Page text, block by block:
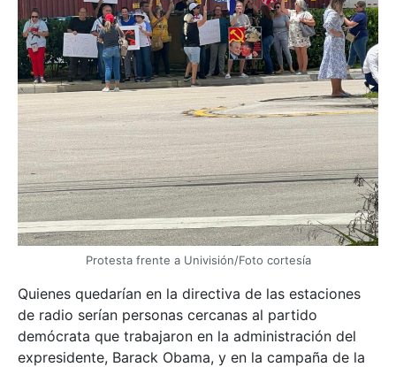
Protesta frente a Univisión/Foto cortesía
Quienes quedarían en la directiva de las estaciones
de radio serían personas cercanas al partido
demócrata que trabajaron en la administración del
expresidente, Barack Obama, y en la campaña de la